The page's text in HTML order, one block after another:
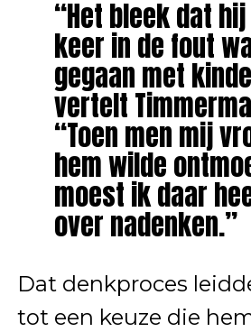
“Het bleek dat
keer in de fout
gegaan met
vertelt
“Toen men mij
hem wilde
moest ik daar
over nadenken.”
Dat denkproces
tot een keuze die